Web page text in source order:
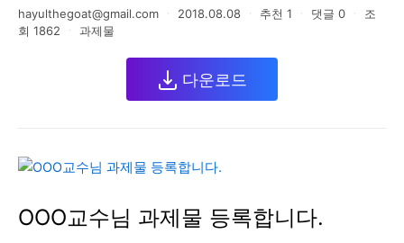
hayulthegoat@gmail.com ㆍ 2018.08.08 ㆍ 추천 1 ㆍ 댓글 0 ㆍ
조
회 1862 ㆍ 과제물
다운로드
OOO교수님 과제물 등록합니다.